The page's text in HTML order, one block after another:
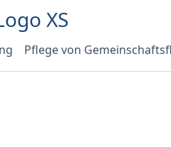
Pflege von